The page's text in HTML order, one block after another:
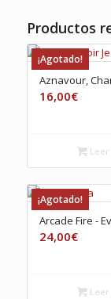
Productos
¡Agotado!
Aznavour,
16,00€
¡Agotado!
Arcade Fire ‎-
24,00€